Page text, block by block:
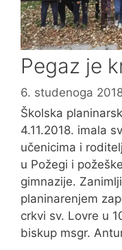
Pegaz je
6. studenoga
Školska
4.11.2018. imala
učenicima i
u Požegi i
gimnazije.
planinarenjem
crkvi sv. Lovre u
biskup msgr.